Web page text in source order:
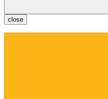
close